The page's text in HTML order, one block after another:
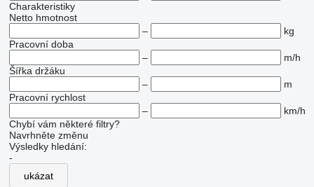
Charakteristiky
Netto hmotnost
–
kg
Pracovní doba
–
m/h
Šířka držáku
–
m
Pracovní rychlost
–
km/h
Chybí vám některé filtry?
Navrhněte změnu
Výsledky hledání:
-
ukázat